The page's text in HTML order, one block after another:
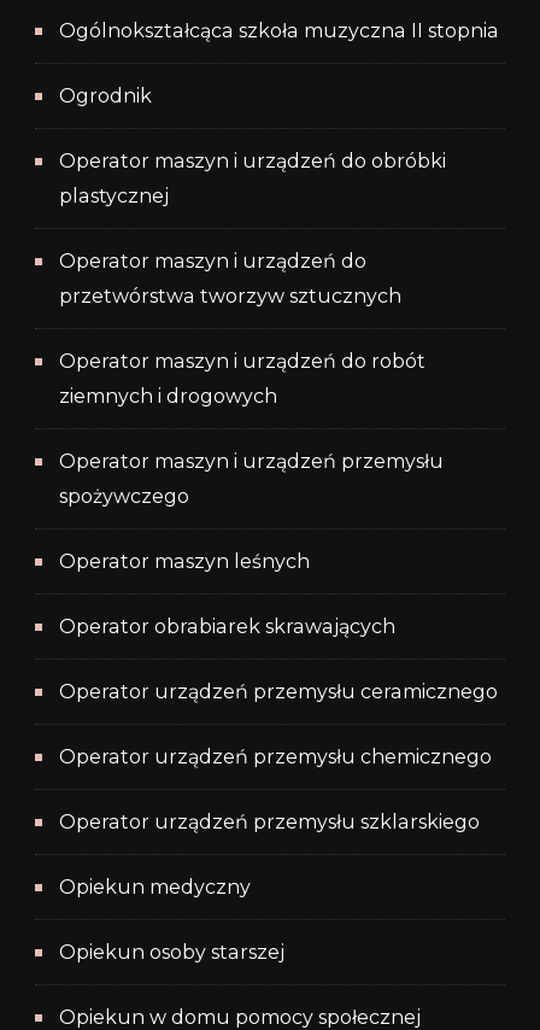
Ogólnokształcąca szkoła muzyczna II stopnia
Ogrodnik
Operator maszyn i urządzeń do obróbki
plastycznej
Operator maszyn i urządzeń do
przetwórstwa tworzyw sztucznych
Operator maszyn i urządzeń do robót
ziemnych i drogowych
Operator maszyn i urządzeń przemysłu
spożywczego
Operator maszyn leśnych
Operator obrabiarek skrawających
Operator urządzeń przemysłu ceramicznego
Operator urządzeń przemysłu chemicznego
Operator urządzeń przemysłu szklarskiego
Opiekun medyczny
Opiekun osoby starszej
Opiekun w domu pomocy społecznej